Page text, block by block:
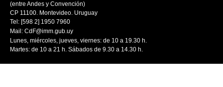
(entre Andes y Convención)
CP 11100. Montevideo. Uruguay
Tel: [598 2] 1950 7960
Mail: CdF@imm.gub.uy
Lunes, miércoles, jueves, viernes: de 10 a 19.30 h.
Martes: de 10 a 21 h. Sábados de 9.30 a 14.30 h.